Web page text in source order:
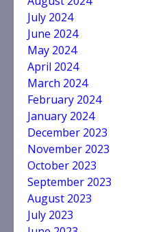
July 2024
June 2024
May 2024
April 2024
March 2024
February 2024
January 2024
December 2023
November 2023
October 2023
September 2023
August 2023
July 2023